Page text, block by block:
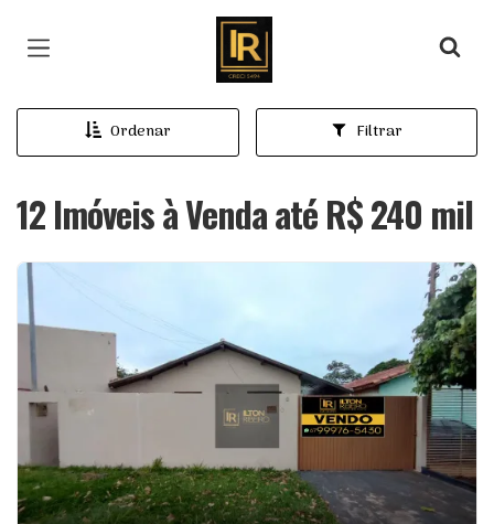
Página inicial
Ordenar Filtrar
12 Imóveis à Venda até R$ 240 mil